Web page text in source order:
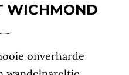
WICHMOND
onverharde